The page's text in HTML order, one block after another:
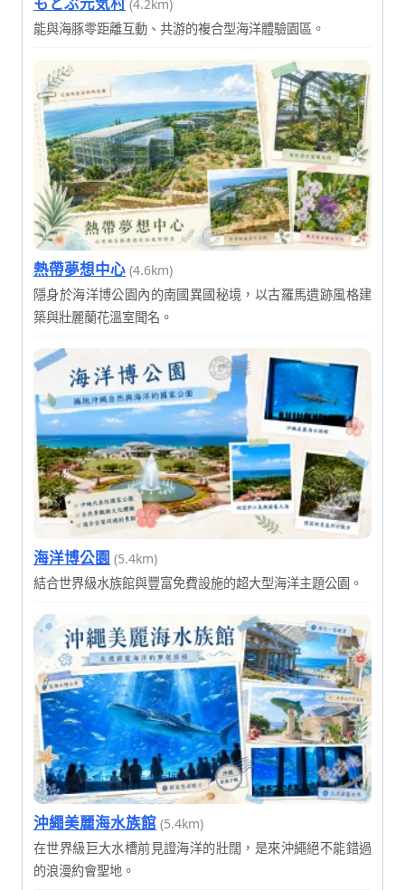
(4.2km)
能與海豚零距離互動、共游的複合型海洋體驗園區。
熱帶夢想中心 (4.6km)
隱身於海洋博公園內的南國異國秘境，以古羅馬遺跡風格建
築與壯麗蘭花溫室聞名。
海洋博公園 (5.4km)
結合世界級水族館與豐富免費設施的超大型海洋主題公園。
沖繩美麗海水族館 (5.4km)
在世界級巨大水槽前見證海洋的壯闊，是來沖繩絕不能錯過
的浪漫約會聖地。